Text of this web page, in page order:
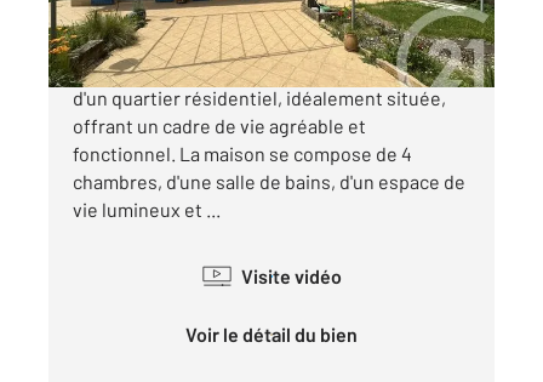
Meximieux, belle villa de plain-pied au calme
d'un quartier résidentiel, idéalement située,
offrant un cadre de vie agréable et
fonctionnel. La maison se compose de 4
chambres, d'une salle de bains, d'un espace de
vie lumineux et ...
Visite vidéo
Voir le détail du bien